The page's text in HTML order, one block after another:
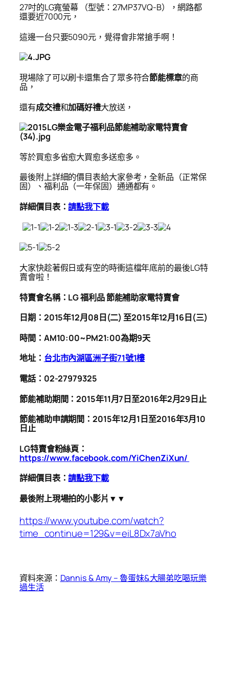
27吋的LG寬螢幕 （型號：27MP37VQ-B），網路都
還要近7000元，
這邊一台只要5090元，覺得會非常搶手啊！
現場除了可以刷卡還集合了眾多符合節能標章的商
品，
還有成交禮和加碼好禮大放送，
等於買愈多省愈大買愈多送愈多。
最後附上詳細的價目表給大家參考，全新品（正常保
固）、福利品（一年保固）通通都有。
詳細價目表：請點我下載
大家快趁著假日或有空的時衝這檔年底前的最後LG特
賣會啦！
特賣會名稱：LG 福利品 節能補助家電特賣會
日期：2015年12月08日(二) 至2015年12月16日(三)
時間：AM10:00~PM21:00為期9天
地址： 台北市內湖區洲子街71號1樓
電話：02-27979325
節能補助期間：2015年11月7日至2016年2月29日止
節能補助申請期間：2015年12月1日至2016年3月10
日止
LG特賣會粉絲頁：
https://www.facebook.com/YiChenZiXun/
詳細價目表：請點我下載
最後附上現場拍的小影片▼▼
https://www.youtube.com/watch?
time_continue=129&v=eiL8Dx7aVho
資料來源： Dannis & Amy – 魯蛋妹&大腸弟吃喝玩樂
過生活